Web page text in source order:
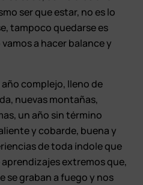
ser que estar, no es lo
tampoco quedarse es
a hacer balance y
año complejo, lleno de
nuevas montañas,
un año sin término
y cobarde, buena y
de toda índole que
extremos que,
se graban a fuego y nos